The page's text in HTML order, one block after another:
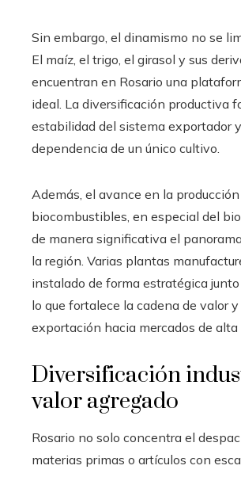
Sin embargo, el dinamismo no se
El maíz, el trigo, el girasol y sus
encuentran en Rosario una
ideal. La diversificación productiva
estabilidad del sistema exportador
dependencia de un único cultivo.
Además, el avance en la
biocombustibles, en especial del
de manera significativa el
la región. Varias plantas
instalado de forma estratégica junto
lo que fortalece la cadena de valor
exportación hacia mercados de alta
Diversificación
valor agregado
Rosario no solo concentra el
materias primas o artículos con